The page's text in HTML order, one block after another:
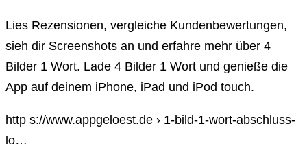
Lies Rezensionen, vergleiche Kundenbewertungen,
sieh dir Screenshots an und erfahre mehr über 4
Bilder 1 Wort. Lade 4 Bilder 1 Wort und genieße die
App auf deinem iPhone, iPad und iPod touch.
http s://www.appgeloest.de › 1-bild-1-wort-abschluss-
lo…